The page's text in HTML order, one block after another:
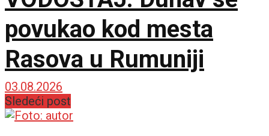
povukao kod mesta
Rasova u Rumuniji
03.08.2026
Sledeći post